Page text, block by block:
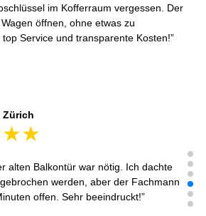
im Kofferraum vergessen. Der
öffnen, ohne etwas zu
Service und transparente Kosten!
Zürich
alten Balkontür war nötig. Ich dachte
werden, aber der Fachmann
offen. Sehr beeindruckt!